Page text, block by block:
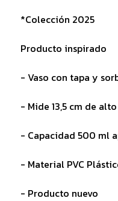
*Colección 2025
Producto inspirado
- Vaso con tapa y
- Mide 13,5 cm de alto
- Capacidad 500 ml
- Material PVC
- Producto nuevo